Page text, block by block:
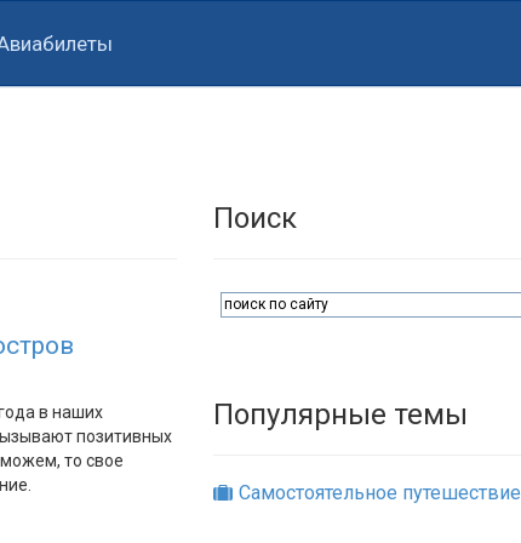
в наших
позитивных
то свое
Поиск
Популярные темы
Самостоятельное путешествие